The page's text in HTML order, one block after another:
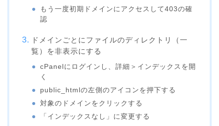
もう一度初期ドメインにアクセスして403の確
認
ドメインごとにファイルのディレクトリ（一
覧）を非表示にする
cPanelにログインし、詳細＞インデックスを開
く
public_htmlの左側のアイコンを押下する
対象のドメインをクリックする
「インデックスなし」に変更する